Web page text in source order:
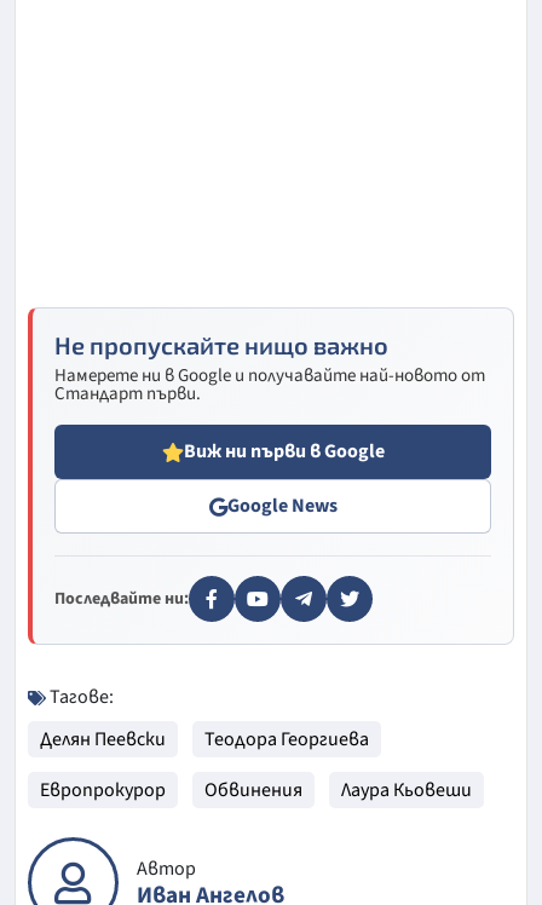
Не пропускайте нищо важно
Намерете ни в Google и получавайте най-новото от
Стандарт първи.
Виж ни първи в Google
Google News
Последвайте ни:
Тагове:
Делян Пеевски
Теодора Георгиева
Европрокурор
Обвинения Лаура Кьовеши
Автор
Иван Ангелов